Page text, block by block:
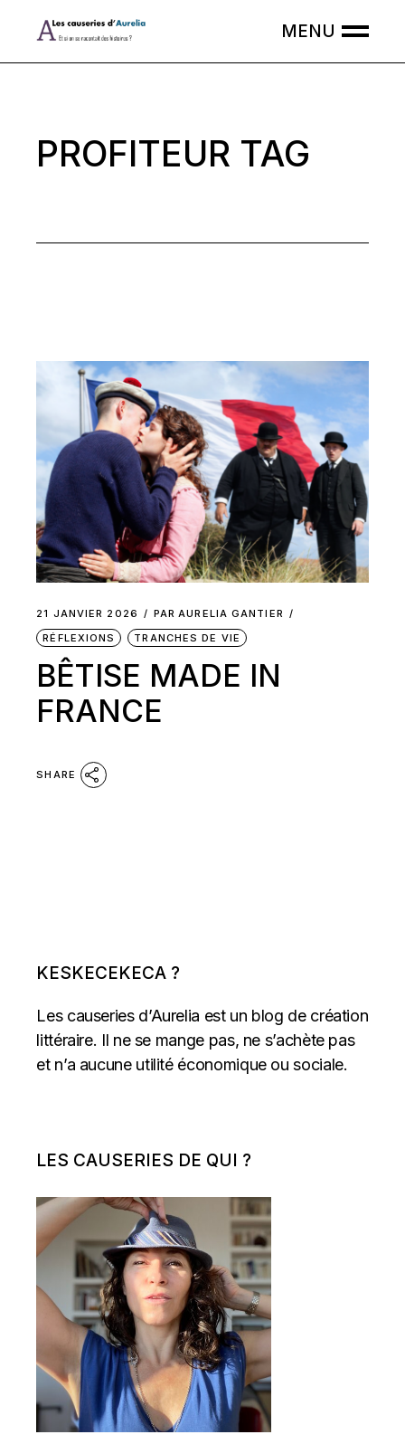
PROFITEUR TAG
21 JANVIER 2026 PAR AURELIA GANTIER
RÉFLEXIONS
TRANCHES DE VIE
BÊTISE MADE IN
FRANCE
SHARE
KESKECEKECA ?
Les causeries d’Aurelia est un blog de création
littéraire. Il ne se mange pas, ne s’achète pas
et n’a aucune utilité économique ou sociale.
LES CAUSERIES DE QUI ?